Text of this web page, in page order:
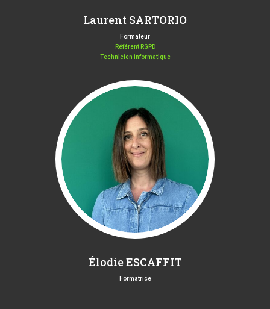
Laurent SARTORIO
Formateur
Référent RGPD
Technicien informatique
Élodie ESCAFFIT
Formatrice